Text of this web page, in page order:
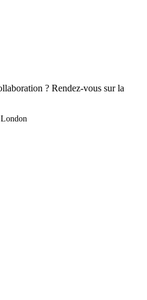
? Rendez-vous sur la